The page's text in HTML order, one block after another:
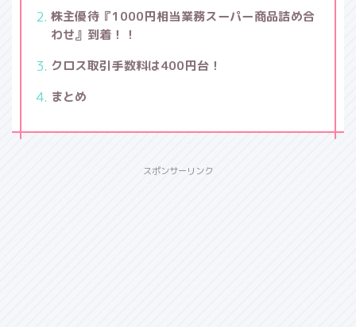
株主優待『1000円相当業務スーパー商品詰め合
わせ』到着！！
クロス取引手数料は400円台！
まとめ
スポンサーリンク